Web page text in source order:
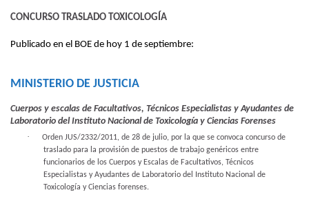
CONCURSO TRASLADO TOXICOLOGÍA
Publicado en el BOE de hoy 1 de septiembre:
MINISTERIO DE JUSTICIA
Cuerpos y escalas de Facultativos, Técnicos Especialistas y Ayudantes de
Laboratorio del Instituto Nacional de Toxicología y Ciencias Forenses
·
Orden JUS/2332/2011, de 28 de julio, por la que se convoca concurso de
traslado para la provisión de puestos de trabajo genéricos entre
funcionarios de los Cuerpos y Escalas de Facultativos, Técnicos
Especialistas y Ayudantes de Laboratorio del Instituto Nacional de
Toxicología y Ciencias forenses.